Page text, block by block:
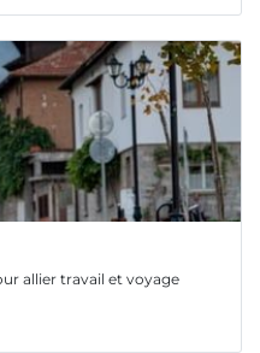
allier travail et voyage